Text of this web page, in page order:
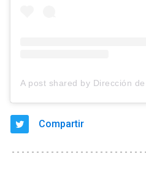
Compartir